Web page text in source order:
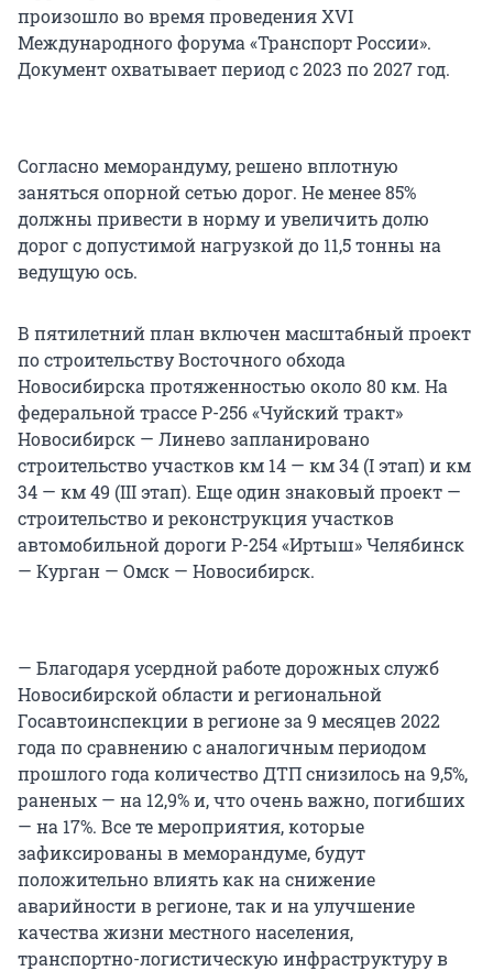
произошло во время проведения XVI
Международного форума «Транспорт России».
Документ охватывает период с 2023 по 2027 год.
Согласно меморандуму, решено вплотную
заняться опорной сетью дорог. Не менее 85%
должны привести в норму и увеличить долю
дорог с допустимой нагрузкой до 11,5 тонны на
ведущую ось.
В пятилетний план включен масштабный проект
по строительству Восточного обхода
Новосибирска протяженностью около 80 км. На
федеральной трассе Р-256 «Чуйский тракт»
Новосибирск — Линево запланировано
строительство участков км 14 — км 34 (I этап) и км
34 — км 49 (III этап). Еще один знаковый проект —
строительство и реконструкция участков
автомобильной дороги Р-254 «Иртыш» Челябинск
— Курган — Омск — Новосибирск.
— Благодаря усердной работе дорожных служб
Новосибирской области и региональной
Госавтоинспекции в регионе за 9 месяцев 2022
года по сравнению с аналогичным периодом
прошлого года количество ДТП снизилось на 9,5%,
раненых — на 12,9% и, что очень важно, погибших
— на 17%. Все те мероприятия, которые
зафиксированы в меморандуме, будут
положительно влиять как на снижение
аварийности в регионе, так и на улучшение
качества жизни местного населения,
транспортно-логистическую инфраструктуру в